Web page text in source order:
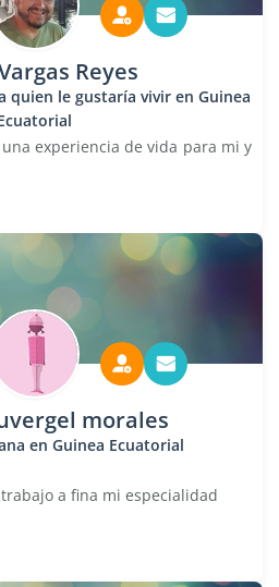
Reyes
quien le gustaría vivir en Guinea
experiencia de vida para mi y
morales
en Guinea Ecuatorial
a fina mi especialidad